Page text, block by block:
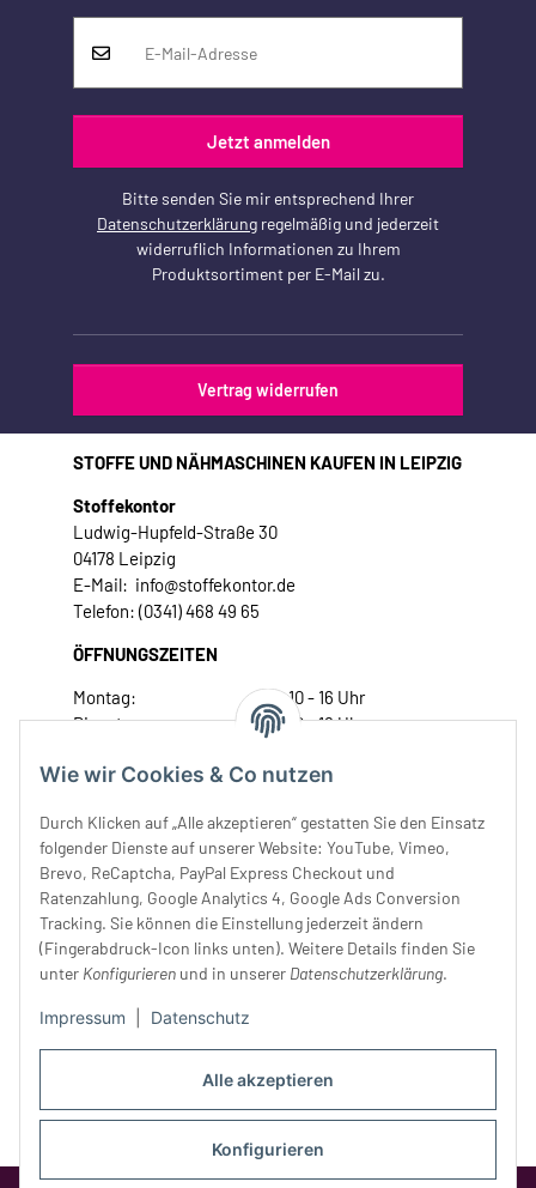
Alle akzeptieren
Konfigurieren
Wie wir Cookies & Co nutzen
Durch Klicken auf „Alle akzeptieren“ gestatten Sie den Einsatz
folgender Dienste auf unserer Website: YouTube, Vimeo,
Brevo, ReCaptcha, PayPal Express Checkout und
Ratenzahlung, Google Analytics 4, Google Ads Conversion
Tracking. Sie können die Einstellung jederzeit ändern
(Fingerabdruck-Icon links unten). Weitere Details finden Sie
unter Konfigurieren und in unserer Datenschutzerklärung.
Impressum Datenschutz
Jetzt anmelden
Bitte senden Sie mir entsprechend Ihrer
Datenschutzerklärung regelmäßig und jederzeit
widerruflich Informationen zu Ihrem
Produktsortiment per E-Mail zu.
Vertrag widerrufen
STOFFE UND NÄHMASCHINEN KAUFEN IN LEIPZIG
Stoffekontor
Ludwig-Hupfeld-Straße 30
04178 Leipzig
E-Mail: info@stoffekontor.de
Telefon: (0341) 468 49 65
ÖFFNUNGSZEITEN
Montag:
10 - 16 Uhr
Dienstag:
10 - 16 Uhr
Donnerstag:
10 - 18 Uhr
Samstag:
10 - 14 Uhr
Unser Service
Rechtliches